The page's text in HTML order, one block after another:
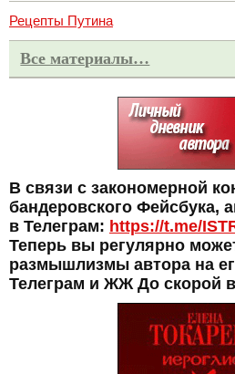
Рецепты Путина
Все материалы…
В связи с закономерной
бандеровского Фейсбука,
в Телеграм: https://t.me/
Теперь вы регулярно
размышлизмы автора на
Телеграм и ЖЖ До скорой